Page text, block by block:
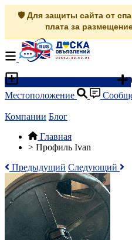
🛡️ Для защиты сайта от
плата за
Местоположение
Компании Блог
Главная
> Профиль Ivan
Предыдущий Следующий